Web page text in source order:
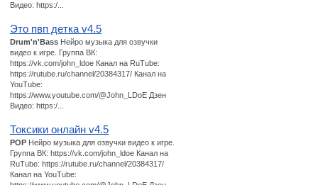
Видео: https:/...
Это пвп детка v4.5
Drum'n'Bass Нейро музыка для озвучки
видео к игре. Группа ВК:
https://vk.com/john_ldoe Канал на RuTube:
https://rutube.ru/channel/20384317/ Канал на
YouTube:
https://www.youtube.com/@John_LDoE Дзен
Видео: https:/...
Токсики онлайн v4.5
POP Нейро музыка для озвучки видео к игре.
Группа ВК: https://vk.com/john_ldoe Канал на
RuTube: https://rutube.ru/channel/20384317/
Канал на YouTube: